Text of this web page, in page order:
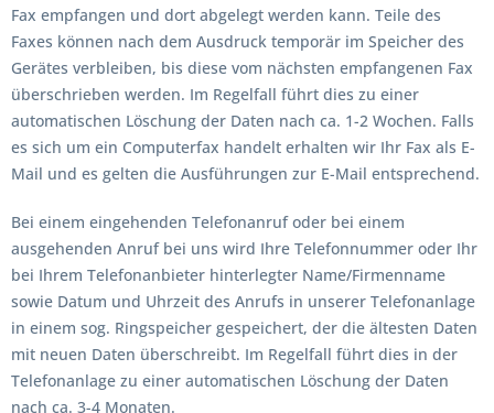
Fax empfangen und dort abgelegt werden kann. Teile des
Faxes können nach dem Ausdruck temporär im Speicher des
Gerätes verbleiben, bis diese vom nächsten empfangenen Fax
überschrieben werden. Im Regelfall führt dies zu einer
automatischen Löschung der Daten nach ca. 1-2 Wochen. Falls
es sich um ein Computerfax handelt erhalten wir Ihr Fax als E-
Mail und es gelten die Ausführungen zur E-Mail entsprechend.
Bei einem eingehenden Telefonanruf oder bei einem
ausgehenden Anruf bei uns wird Ihre Telefonnummer oder Ihr
bei Ihrem Telefonanbieter hinterlegter Name/Firmenname
sowie Datum und Uhrzeit des Anrufs in unserer Telefonanlage
in einem sog. Ringspeicher gespeichert, der die ältesten Daten
mit neuen Daten überschreibt. Im Regelfall führt dies in der
Telefonanlage zu einer automatischen Löschung der Daten
nach ca. 3-4 Monaten.